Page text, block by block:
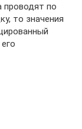
проводят по
то значения